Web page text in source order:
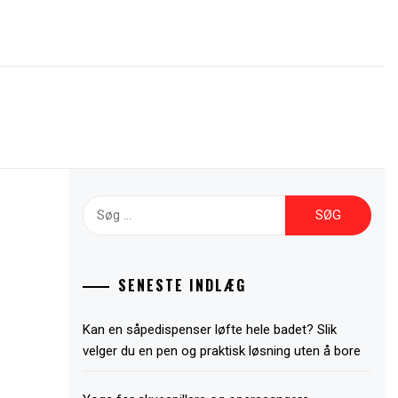
efter:
SENESTE INDLÆG
Kan en såpedispenser løfte hele badet? Slik
velger du en pen og praktisk løsning uten å bore